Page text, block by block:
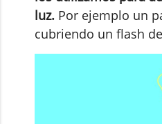
luz. Por ejemplo un
cubriendo un flash